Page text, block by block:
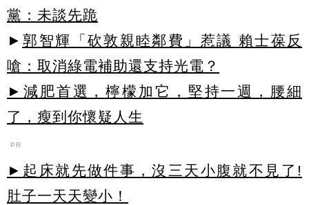
黨：未談先跪
► 郭智輝「砍敦親睦鄰費」惹議 賴士葆反
嗆：取消綠電補助還支持光電？
►減肥首選，檸檬加它，堅持一週，腰細
了，瘦到你懷疑人生
PR
►起床就先做件事，沒三天小腹就不見了!
肚子一天天變小！